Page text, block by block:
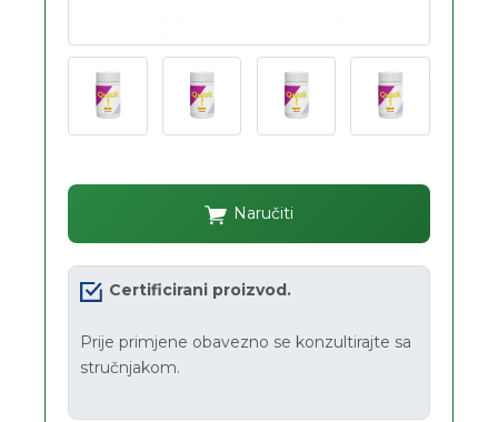
Naručiti
Certificirani proizvod.
Prije primjene obavezno se konzultirajte sa
stručnjakom.